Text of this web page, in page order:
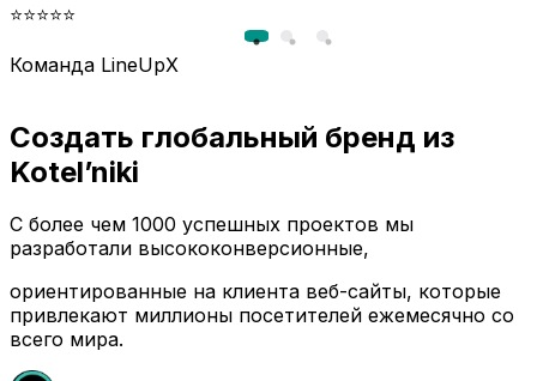
⭐⭐⭐⭐⭐
Команда LineUpX
Создать глобальный бренд из
Kotel’niki
С более чем 1000 успешных проектов мы
разработали высококонверсионные,
ориентированные на клиента веб-сайты, которые
привлекают миллионы посетителей ежемесячно со
всего мира.